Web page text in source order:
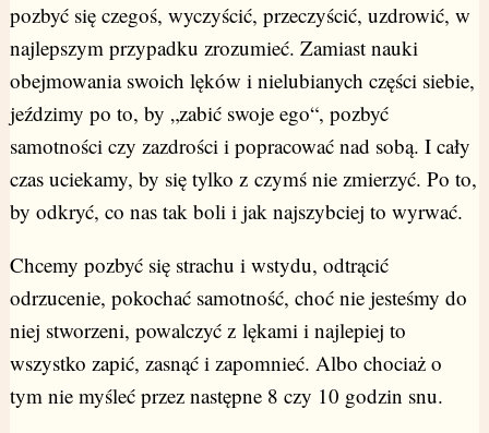
pozbyć się czegoś, wyczyścić, przeczyścić, uzdrowić, w
najlepszym przypadku zrozumieć. Zamiast nauki
obejmowania swoich lęków i nielubianych części siebie,
jeździmy po to, by „zabić swoje ego“, pozbyć
samotności czy zazdrości i popracować nad sobą. I cały
czas uciekamy, by się tylko z czymś nie zmierzyć. Po to,
by odkryć, co nas tak boli i jak najszybciej to wyrwać.
Chcemy pozbyć się strachu i wstydu, odtrącić
odrzucenie, pokochać samotność, choć nie jesteśmy do
niej stworzeni, powalczyć z lękami i najlepiej to
wszystko zapić, zasnąć i zapomnieć. Albo chociaż o
tym nie myśleć przez następne 8 czy 10 godzin snu.